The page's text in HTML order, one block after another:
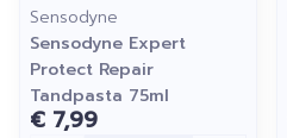
Sensodyne
Sensodyne Expert
Protect Repair
Tandpasta 75ml
€ 7,99